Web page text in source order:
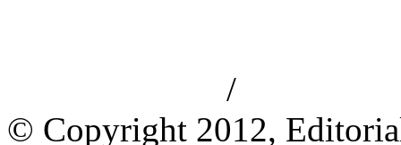
/
© Copyright 2012,